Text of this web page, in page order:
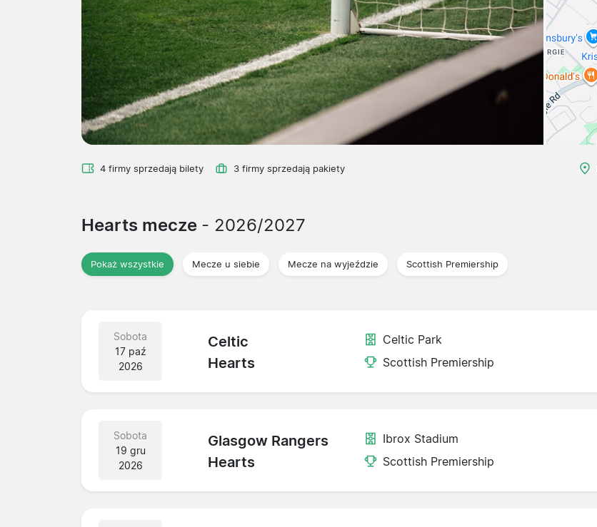
4 firmy sprzedają bilety 3 firmy sprzedają pakiety
Hearts mecze - 2026/2027
Pokaż wszystkie Mecze u siebie Mecze na wyjeździe Scottish Premiership
Sobota
17 paź
2026
Celtic
Hearts
Celtic Park
Scottish Premiership
Sobota
19 gru
2026
Glasgow Rangers
Hearts
Ibrox Stadium
Scottish Premiership